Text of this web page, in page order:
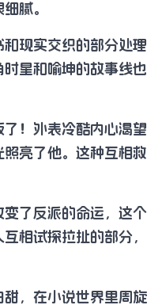
腻。
现实交织的部分处理
星和喻坤的故事线也
！外表冷酷内心渴望
亮了他。这种互相救
了反派的命运，这个
相试探拉扯的部分，
甜，在小说世界里周旋